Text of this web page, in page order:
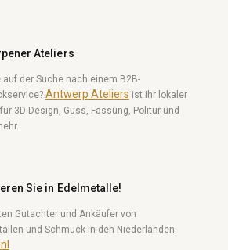
Ateliers
auf der Suche nach einem B2B-
Antwerp Ateliers ist Ihr lokaler
3D-Design, Guss, Fassung, Politur und
Sie in Edelmetalle!
Gutachter und Ankäufer von
und Schmuck in den Niederlanden.